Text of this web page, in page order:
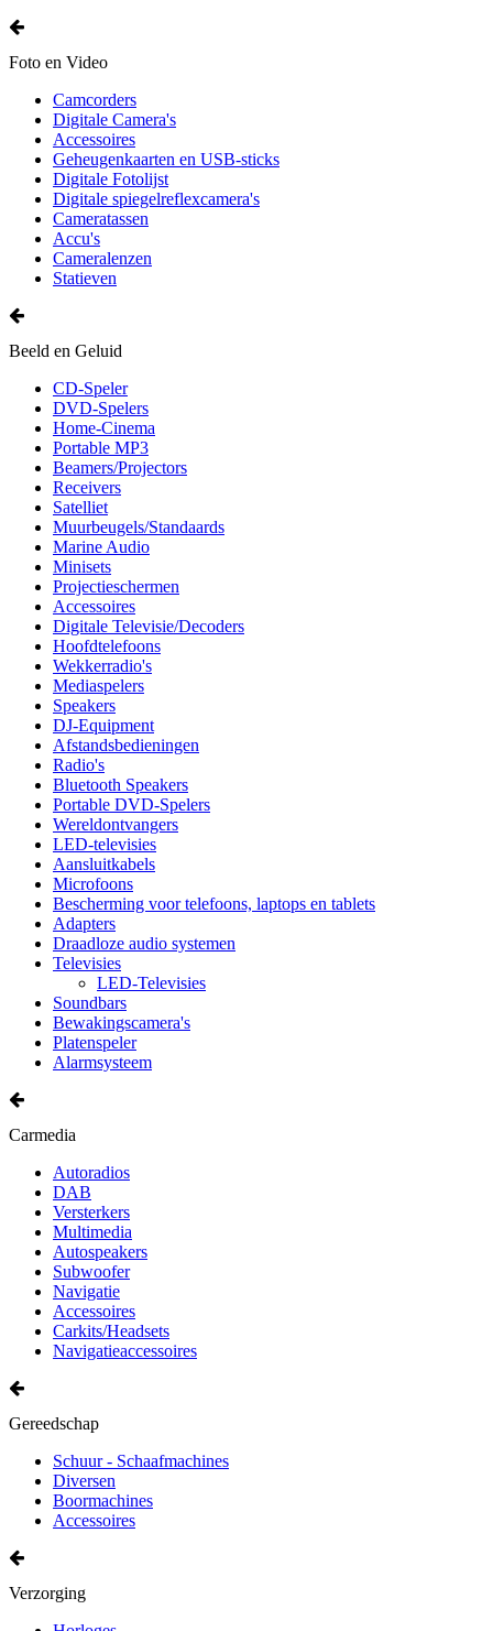
Foto en Video
Camcorders
Digitale Camera's
Accessoires
Geheugenkaarten en USB-sticks
Digitale Fotolijst
Digitale spiegelreflexcamera's
Cameratassen
Accu's
Cameralenzen
Statieven
Beeld en Geluid
CD-Speler
DVD-Spelers
Home-Cinema
Portable MP3
Beamers/Projectors
Receivers
Satelliet
Muurbeugels/Standaards
Marine Audio
Minisets
Projectieschermen
Accessoires
Digitale Televisie/Decoders
Hoofdtelefoons
Wekkerradio's
Mediaspelers
Speakers
DJ-Equipment
Afstandsbedieningen
Radio's
Bluetooth Speakers
Portable DVD-Spelers
Wereldontvangers
LED-televisies
Aansluitkabels
Microfoons
Bescherming voor telefoons, laptops en tablets
Adapters
Draadloze audio systemen
Televisies
LED-Televisies
Soundbars
Bewakingscamera's
Platenspeler
Alarmsysteem
Carmedia
Autoradios
DAB
Versterkers
Multimedia
Autospeakers
Subwoofer
Navigatie
Accessoires
Carkits/Headsets
Navigatieaccessoires
Gereedschap
Schuur - Schaafmachines
Diversen
Boormachines
Accessoires
Verzorging